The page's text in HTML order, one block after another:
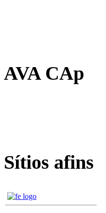
AVA CAp
Sítios afins